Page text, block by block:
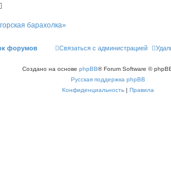
барахолка»
форумов Связаться с администрацией
Создано на основе phpBB® Forum Software ©
Русская поддержка phpBB
Конфиденциальность | Правила